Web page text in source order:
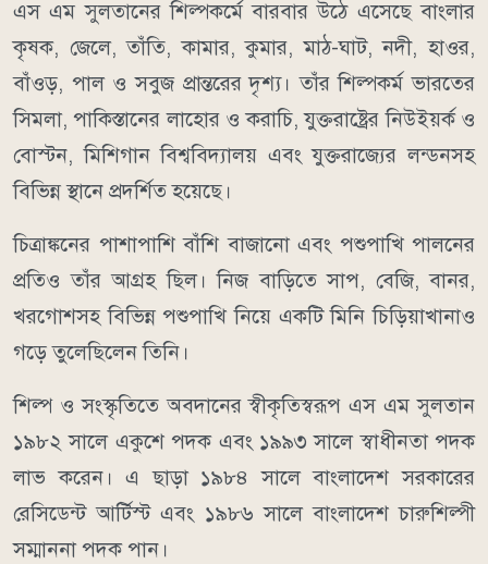
এস এম সুলতানের শিল্পকর্মে বারবার উঠে এসেছে বাংলার
কৃষক, জেলে, তাঁতি, কামার, কুমার, মাঠ-ঘাট, নদী, হাওর,
বাঁওড়, পাল ও সবুজ প্রান্তরের দৃশ্য। তাঁর শিল্পকর্ম ভারতের
সিমলা, পাকিস্তানের লাহোর ও করাচি, যুক্তরাষ্ট্রের নিউইয়র্ক ও
বোস্টন, মিশিগান বিশ্ববিদ্যালয় এবং যুক্তরাজ্যের লন্ডনসহ
বিভিন্ন স্থানে প্রদর্শিত হয়েছে।
চিত্রাঙ্কনের পাশাপাশি বাঁশি বাজানো এবং পশুপাখি পালনের
প্রতিও তাঁর আগ্রহ ছিল। নিজ বাড়িতে সাপ, বেজি, বানর,
খরগোশসহ বিভিন্ন পশুপাখি নিয়ে একটি মিনি চিড়িয়াখানাও
গড়ে তুলেছিলেন তিনি।
শিল্প ও সংস্কৃতিতে অবদানের স্বীকৃতিস্বরূপ এস এম সুলতান
১৯৮২ সালে একুশে পদক এবং ১৯৯৩ সালে স্বাধীনতা পদক
লাভ করেন। এ ছাড়া ১৯৮৪ সালে বাংলাদেশ সরকারের
রেসিডেন্ট আর্টিস্ট এবং ১৯৮৬ সালে বাংলাদেশ চারুশিল্পী
সম্মাননা পদক পান।